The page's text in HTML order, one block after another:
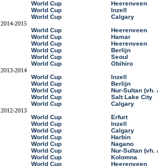
World Cup
Heerenveen
World Cup
Inzell
World Cup
Calgary
2014-2015
World Cup
Heerenveen
World Cup
Hamar
World Cup
Heerenveen
World Cup
Berlijn
World Cup
Seoul
World Cup
Obihiro
2013-2014
World Cup
Inzell
World Cup
Berlijn
World Cup
Nur-Sultan (vh.
World Cup
Salt Lake City
World Cup
Calgary
2012-2013
World Cup
Erfurt
World Cup
Inzell
World Cup
Calgary
World Cup
Harbin
World Cup
Nagano
World Cup
Nur-Sultan (vh.
World Cup
Kolomna
World Cup
Heerenveen